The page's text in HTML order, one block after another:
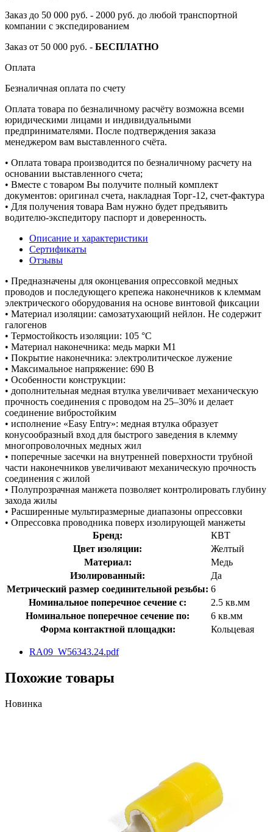
Заказ до 50 000 руб. - 2000 руб. до любой транспортной
компании с экспедированием
Заказ от 50 000 руб. - БЕСПЛАТНО
Оплата
Безналичная оплата по счету
Оплата товара по безналичному расчёту возможна всеми
юридическими лицами и индивидуальными
предпринимателями. После подтверждения заказа
менеджером вам выставленного счёта.
• Оплата товара производится по безналичному расчету на
основании выставленного счета;
• Вместе с товаром Вы получите полный комплект
документов: оригинал счета, накладная Торг-12, счет-фактура
• Для получения товара Вам нужно будет предъявить
водителю-экспедитору паспорт и доверенность.
Описание и характеристики
Сертификаты
Отзывы
• Предназначены для оконцевания опрессовкой медных
проводов и последующего крепежа наконечников к клеммам
электрического оборудования на основе винтовой фиксации
• Материал изоляции: самозатухающий нейлон. Не содержит
галогенов
• Термостойкость изоляции: 105 °C
• Материал наконечника: медь марки М1
• Покрытие наконечника: электролитическое лужение
• Максимальное напряжение: 690 В
• Особенности конструкции:
• дополнительная медная втулка увеличивает механическую
прочность соединения с проводом на 25–30% и делает
соединение вибростойким
• исполнение «Easy Entry»: медная втулка образует
конусообразный вход для быстрого заведения в клемму
многопроволочных медных жил
• поперечные засечки на внутренней поверхности трубной
части наконечников увеличивают механическую прочность
соединения с жилой
• Полупрозрачная манжета позволяет контролировать глубину
захода жилы
• Расширенные мультиразмерные диапазоны опрессовки
• Опрессовка проводника поверх изолирующей манжеты
Бренд:
КВТ
Цвет изоляции:
Желтый
Материал:
Медь
Изолированный:
Да
Метрический размер соединительной резьбы: 6
Номинальное поперечное сечение с:
2.5 кв.мм
Номинальное поперечное сечение по:
6 кв.мм
Форма контактной площадки:
Кольцевая
RA09_W56343.24.pdf
Похожие товары
Новинка